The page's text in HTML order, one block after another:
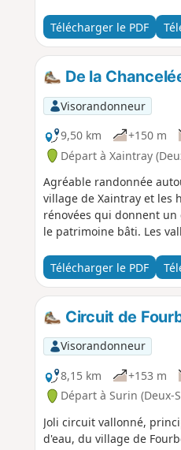
Télécharger le PDF
De la
Visorandonneur
9,50 km
+150 m
Départ à Xaintray
Agréable randonnée
village de Xaintray et les
rénovées qui donnent
le patrimoine bâti. Les
Télécharger le PDF
Circuit de
Visorandonneur
8,15 km
+153 m
Départ à Surin (Deux-
Joli circuit vallonné,
d'eau, du village de